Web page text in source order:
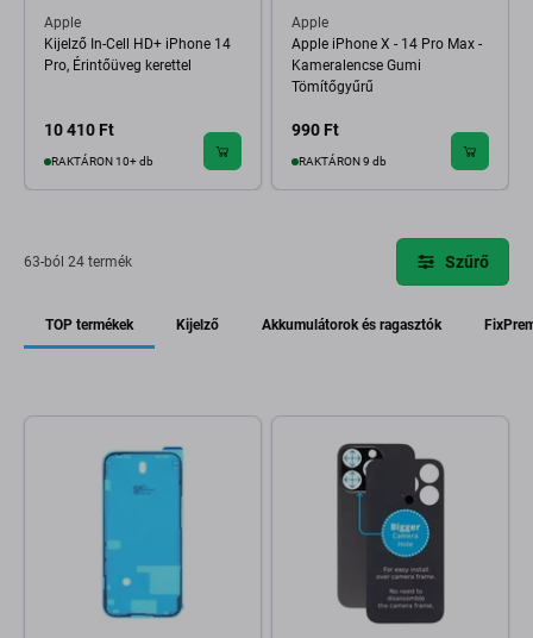
Apple
Kijelző In-Cell HD+ iPhone 14
Pro, Érintőüveg kerettel
10 410 Ft
RAKTÁRON 10+ db
Apple
Apple iPhone X - 14 Pro Max -
Kameralencse Gumi
Tömítőgyűrű
990 Ft
RAKTÁRON 9 db
63-ból 24 termék Szűrő
TOP termékek Kijelző Akkumulátorok és ragasztók